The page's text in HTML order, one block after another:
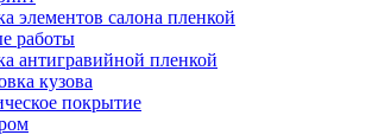
элементов салона пленкой
работы
антигравийной пленкой
кузова
покрытие